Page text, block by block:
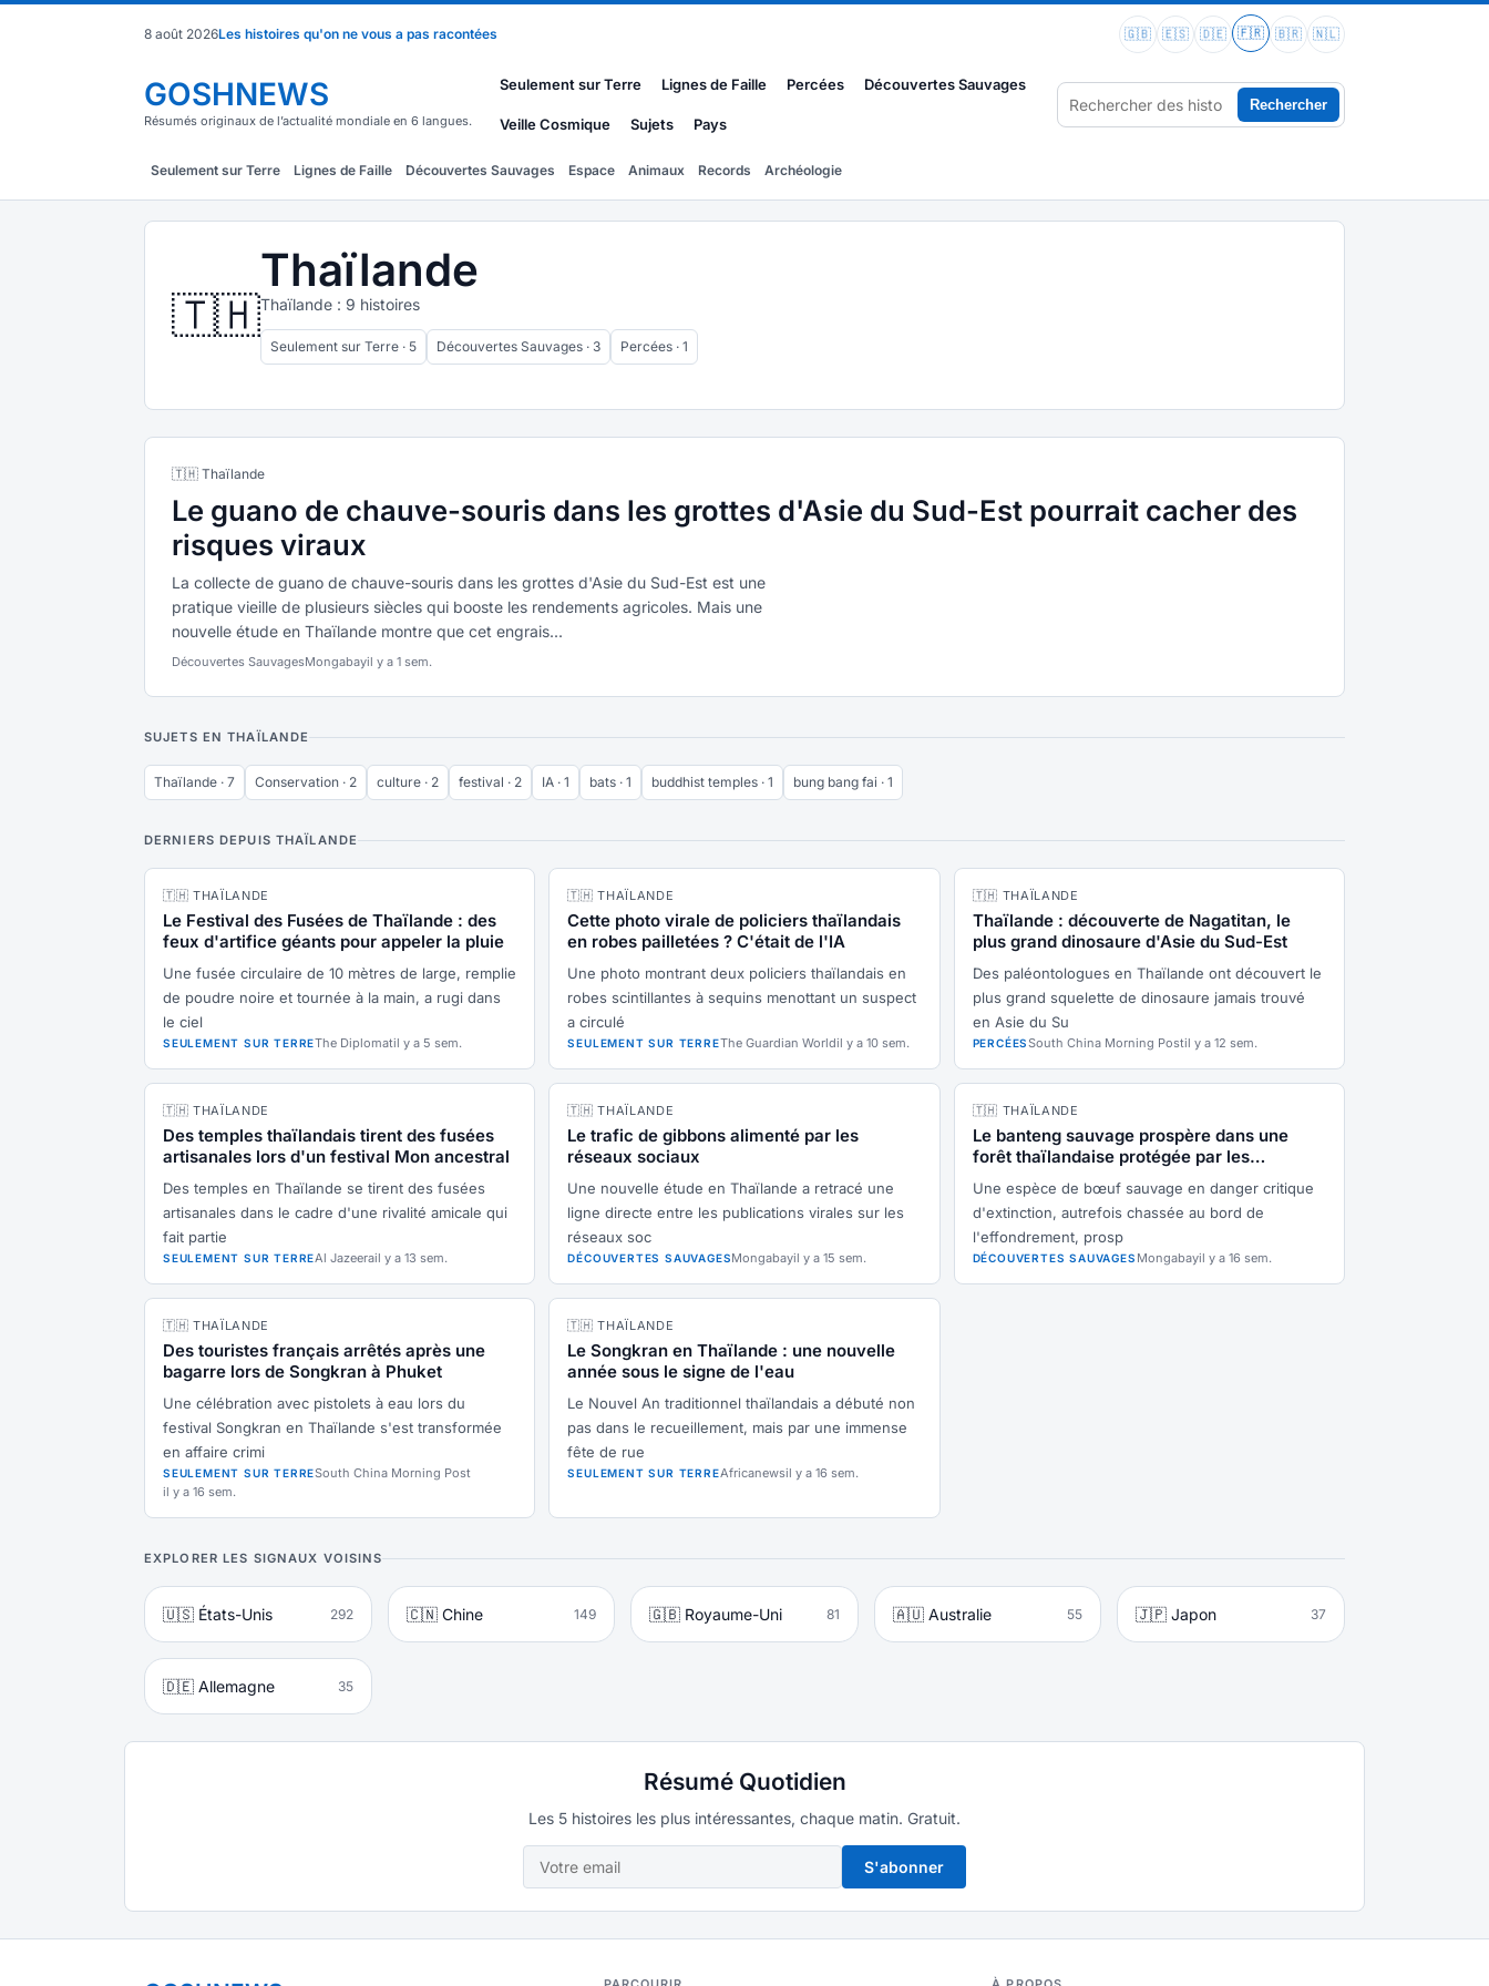
8 août 2026Les histoires qu'on ne vous a pas racontées 🇬🇧 🇪🇸 🇩🇪 🇫🇷 🇧🇷 🇳🇱
GOSHNEWS
Résumés originaux de l’actualité mondiale en 6 langues.
Seulement sur Terre Lignes de Faille Percées Découvertes Sauvages
Veille Cosmique Sujets Pays
Rechercher
Seulement sur Terre Lignes de Faille Découvertes Sauvages Espace Animaux Records Archéologie
🇹🇭
Thaïlande
Thaïlande : 9 histoires
Seulement sur Terre · 5 Découvertes Sauvages · 3 Percées · 1
🇹🇭 Thaïlande
Le guano de chauve-souris dans les grottes d'Asie du Sud-Est pourrait cacher des
risques viraux
La collecte de guano de chauve-souris dans les grottes d'Asie du Sud-Est est une
pratique vieille de plusieurs siècles qui booste les rendements agricoles. Mais une
nouvelle étude en Thaïlande montre que cet engrais...
Découvertes SauvagesMongabayil y a 1 sem.
SUJETS EN THAÏLANDE
Thaïlande · 7 Conservation · 2 culture · 2 festival · 2 IA · 1 bats · 1 buddhist temples · 1 bung bang fai · 1
DERNIERS DEPUIS THAÏLANDE
🇹🇭 THAÏLANDE
Le Festival des Fusées de Thaïlande : des
feux d'artifice géants pour appeler la pluie
Une fusée circulaire de 10 mètres de large, remplie
de poudre noire et tournée à la main, a rugi dans
le ciel
SEULEMENT SUR TERREThe Diplomatil y a 5 sem.
🇹🇭 THAÏLANDE
Cette photo virale de policiers thaïlandais
en robes pailletées ? C'était de l'IA
Une photo montrant deux policiers thaïlandais en
robes scintillantes à sequins menottant un suspect
a circulé
SEULEMENT SUR TERREThe Guardian Worldil y a 10 sem.
🇹🇭 THAÏLANDE
Thaïlande : découverte de Nagatitan, le
plus grand dinosaure d'Asie du Sud-Est
Des paléontologues en Thaïlande ont découvert le
plus grand squelette de dinosaure jamais trouvé
en Asie du Su
PERCÉESSouth China Morning Postil y a 12 sem.
🇹🇭 THAÏLANDE
Des temples thaïlandais tirent des fusées
artisanales lors d'un festival Mon ancestral
Des temples en Thaïlande se tirent des fusées
artisanales dans le cadre d'une rivalité amicale qui
fait partie
SEULEMENT SUR TERREAl Jazeerail y a 13 sem.
🇹🇭 THAÏLANDE
Le trafic de gibbons alimenté par les
réseaux sociaux
Une nouvelle étude en Thaïlande a retracé une
ligne directe entre les publications virales sur les
réseaux soc
DÉCOUVERTES SAUVAGESMongabayil y a 15 sem.
🇹🇭 THAÏLANDE
Le banteng sauvage prospère dans une
forêt thaïlandaise protégée par les
communautés
Une espèce de bœuf sauvage en danger critique
d'extinction, autrefois chassée au bord de
l'effondrement, prosp
DÉCOUVERTES SAUVAGES Mongabayil y a 16 sem.
🇹🇭 THAÏLANDE
Des touristes français arrêtés après une
bagarre lors de Songkran à Phuket
Une célébration avec pistolets à eau lors du
festival Songkran en Thaïlande s'est transformée
en affaire crimi
SEULEMENT SUR TERRESouth China Morning Post
il y a 16 sem.
🇹🇭 THAÏLANDE
Le Songkran en Thaïlande : une nouvelle
année sous le signe de l'eau
Le Nouvel An traditionnel thaïlandais a débuté non
pas dans le recueillement, mais par une immense
fête de rue
SEULEMENT SUR TERREAfricanewsil y a 16 sem.
EXPLORER LES SIGNAUX VOISINS
🇺🇸 États-Unis 292 🇨🇳 Chine 149 🇬🇧 Royaume-Uni 81 🇦🇺 Australie 55 🇯🇵 Japon 37
🇩🇪 Allemagne 35
Résumé Quotidien
Les 5 histoires les plus intéressantes, chaque matin. Gratuit.
S'abonner